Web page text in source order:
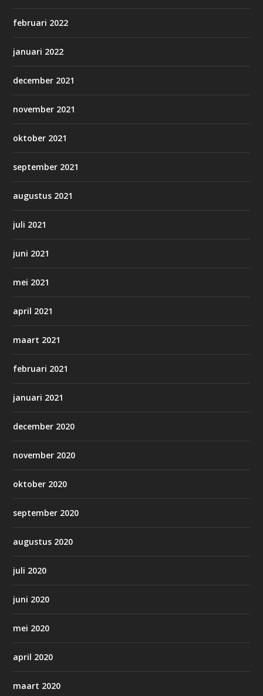
februari 2022
januari 2022
december 2021
november 2021
oktober 2021
september 2021
augustus 2021
juli 2021
juni 2021
mei 2021
april 2021
maart 2021
februari 2021
januari 2021
december 2020
november 2020
oktober 2020
september 2020
augustus 2020
juli 2020
juni 2020
mei 2020
april 2020
maart 2020